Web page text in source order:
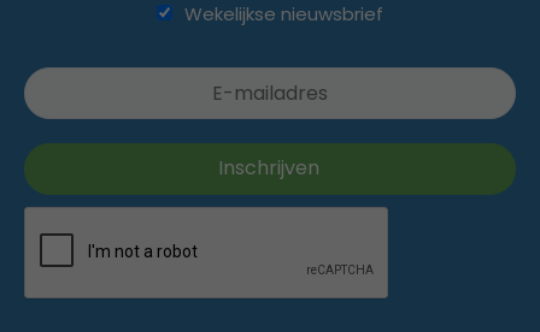
Wekelijkse nieuwsbrief